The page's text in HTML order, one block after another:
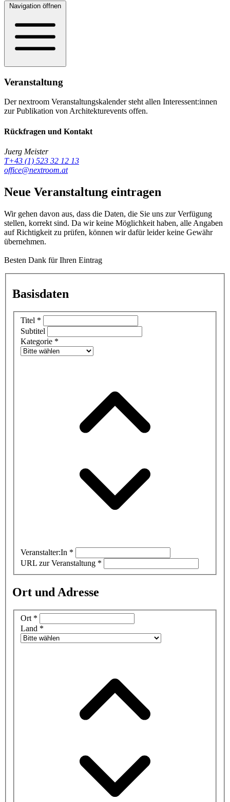
Navigation öffnen
Veranstaltung
Der nextroom Veranstaltungskalender steht allen Interessent:innen
zur Publikation von Architekturevents offen.
Rückfragen und Kontakt
Juerg Meister
T+43 (1) 523 32 12 13
office@nextroom.at
Neue Veranstaltung eintragen
Wir gehen davon aus, dass die Daten, die Sie uns zur Verfügung
stellen, korrekt sind. Da wir keine Möglichkeit haben, alle Angaben
auf Richtigkeit zu prüfen, können wir dafür leider keine Gewähr
übernehmen.
Besten Dank für Ihren Eintrag
Basisdaten
Titel *
Subtitel
Kategorie *
Veranstalter:In *
URL zur Veranstaltung *
Ort und Adresse
Ort *
Land *